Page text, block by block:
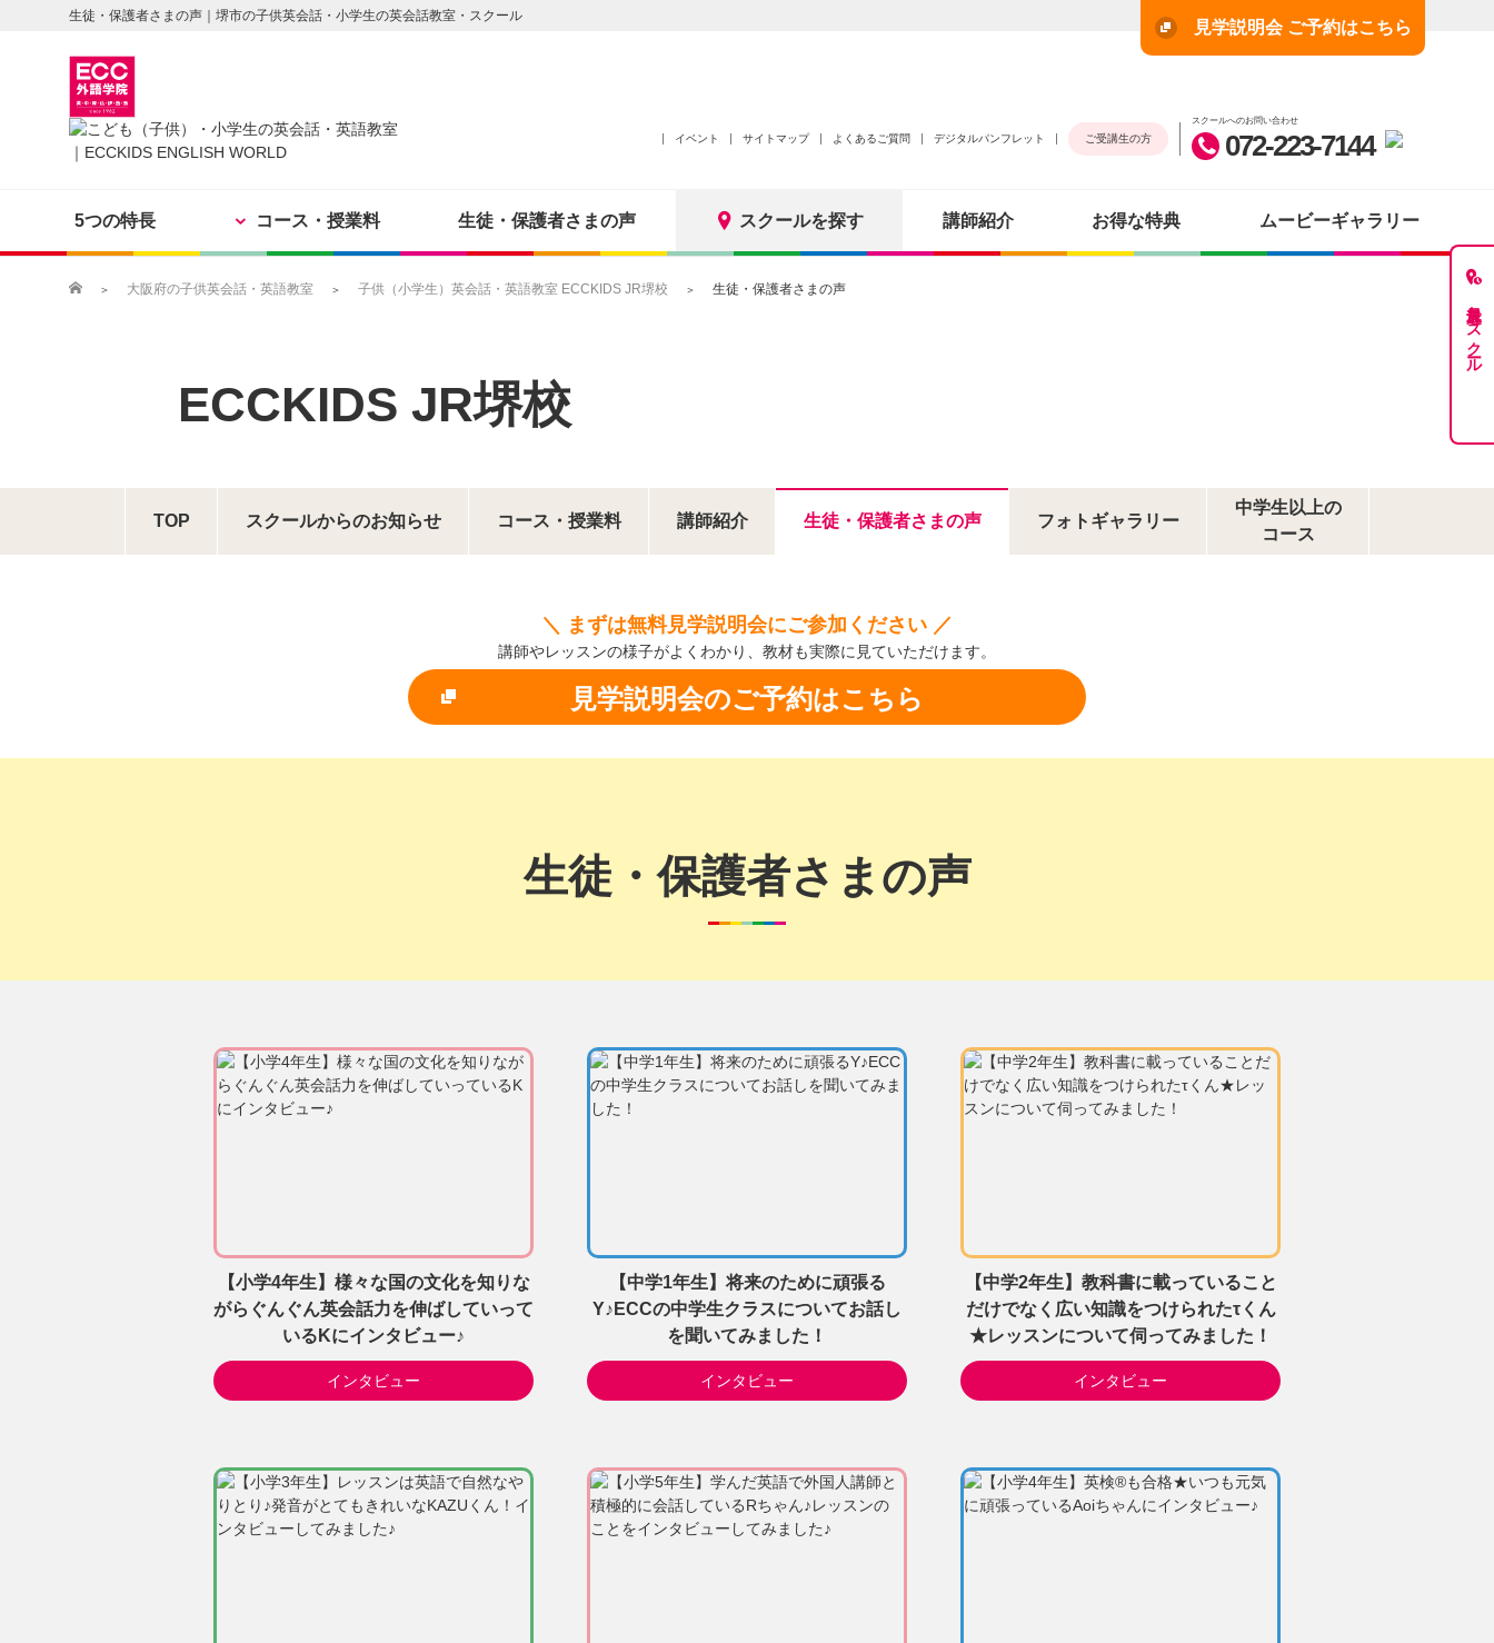
生徒・保護者さまの声｜堺市の子供英会話・小学生の英会話教室・スクール
見学説明会 ご予約はこちら
イベント サイトマップ よくあるご質問 デジタルパンフレット ご受講生の方
スクールへのお問い合わせ
072-223-7144
5つの特長 コース・授業料 生徒・保護者さまの声 スクールを探す 講師紹介 お得な特典 ムービーギャラリー
最近見たスクール
大阪府の子供英会話・英語教室 子供（小学生）英会話・英語教室 ECCKIDS JR堺校 生徒・保護者さまの声
ECCKIDS JR堺校
TOP スクールからのお知らせ コース・授業料 講師紹介 生徒・保護者さまの声 フォトギャラリー
中学生以上の
コース
＼ まずは無料見学説明会にご参加ください ／
講師やレッスンの様子がよくわかり、 教材も実際に見ていただけます。
見学説明会のご予約はこちら
生徒・保護者さまの声
【小学4年生】様々な国の文化を知りな
がらぐんぐん英会話力を伸ばしていって
いるKにインタビュー♪
インタビュー
【中学1年生】将来のために頑張る
Y♪ECCの中学生クラスについてお話し
を聞いてみました！
インタビュー
【中学2年生】教科書に載っていること
だけでなく広い知識をつけられたτくん
★レッスンについて伺ってみました！
インタビュー